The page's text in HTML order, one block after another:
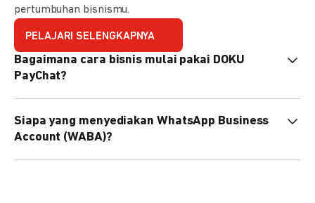
pertumbuhan bisnismu.
PELAJARI SELENGKAPNYA
Bagaimana cara bisnis mulai pakai DOKU
PayChat?
nanti tim kami bantu setup. Bisa juga pakai nomor
WhatsApp bisnis yang sudah dimiliki sendiri, atau dari
DOKU yang buatkan WhatsApp Bisnis terverifikasi juga
Siapa yang menyediakan WhatsApp Business
Account (WABA)?